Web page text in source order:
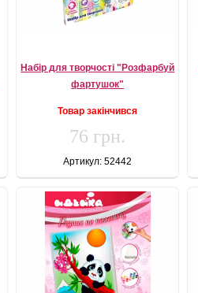
Набір для творчості "Розфарбуй
фартушок"
Товар закінчився
76 грн.
Артикул: 52442